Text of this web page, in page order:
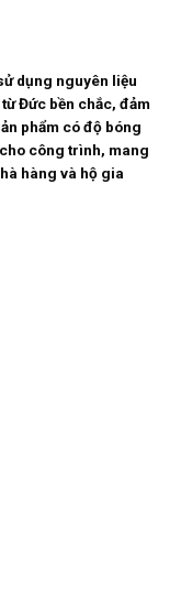
dụng nguyên liệu
Đức bền chắc, đảm
phẩm có độ bóng
công trình, mang
hàng và hộ gia